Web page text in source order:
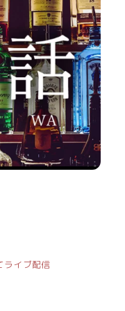
ライブ配信